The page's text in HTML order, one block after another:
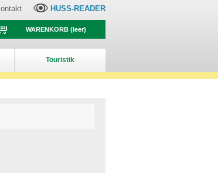
Touristik
HUSS-READER
WARENKORB(leer)